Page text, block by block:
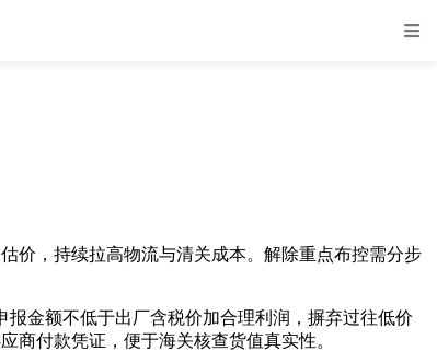
，持续拉高物流与清关成本。解除重点布控需分步
金额不低于出厂含税价加合理利润，摒弃过往低价
商付款凭证，便于海关核查货值真实性。